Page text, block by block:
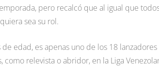
pero recalcó que al igual que
sea su rol.
de edad, es apenas uno de los 18
como relevista o abridor, en la Liga